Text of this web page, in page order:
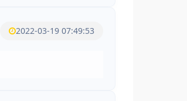
2022-03-19 07:49:53